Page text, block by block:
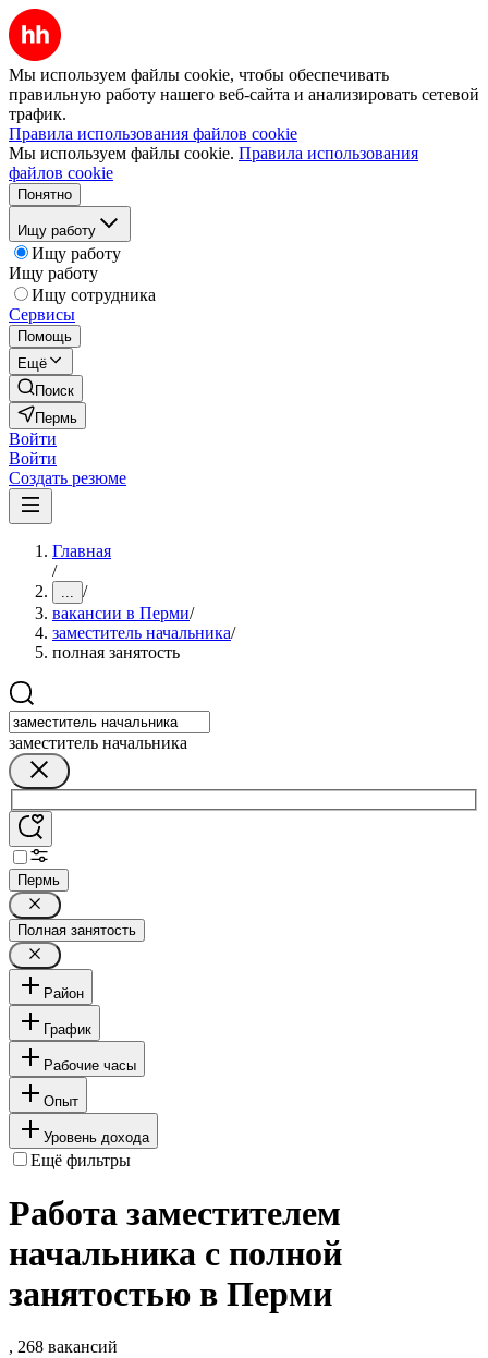
Мы используем файлы cookie, чтобы обеспечивать
правильную работу нашего веб-сайта и анализировать сетевой
трафик.
Правила использования файлов cookie
Мы используем файлы cookie. Правила использования
файлов cookie
Понятно
Ищу работу
Ищу работу
Ищу работу
Ищу сотрудника
Сервисы
Помощь
Ещё
Поиск
Пермь
Войти
Войти
Создать резюме
Главная
/
... /
вакансии в Перми/
заместитель начальника/
полная занятость
заместитель начальника
Пермь
Полная занятость
Район
График
Рабочие часы
Опыт
Уровень дохода
Ещё фильтры
Работа заместителем
начальника с полной
занятостью в Перми
, 268 вакансий